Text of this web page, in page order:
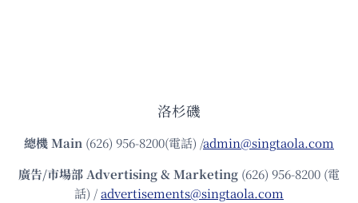
洛杉磯
總機Main (626) 956-8200(電話) /admin@singtaola.com
廣告/市場部Advertising & Marketing (626) 956-8200 (電
話) /advertisements@singtaola.com